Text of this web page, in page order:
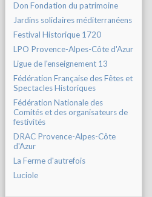
Don Fondation du patrimoine
Jardins solidaires méditerranéens
Festival Historique 1720
LPO Provence-Alpes-Côte d'Azur
Ligue de l'enseignement 13
Fédération Française des Fêtes et
Spectacles Historiques
Fédération Nationale des
Comités et des organisateurs de
festivités
DRAC Provence-Alpes-Côte
d'Azur
La Ferme d'autrefois
Luciole